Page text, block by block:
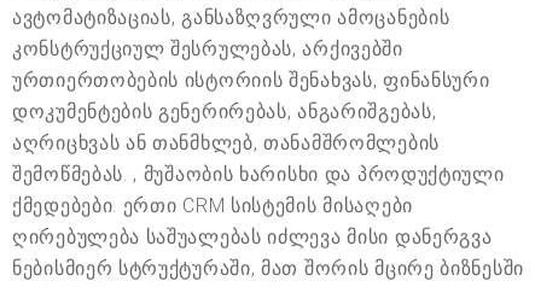
ავტომატიზაციას, განსაზღვრული ამოცანების
კონსტრუქციულ შესრულებას, არქივებში
ურთიერთობების ისტორიის შენახვას, ფინანსური
დოკუმენტების გენერირებას, ანგარიშგებას,
აღრიცხვას ან თანმხლებ, თანამშრომლების
შემოწმებას. , მუშაობის ხარისხი და პროდუქტიული
ქმედებები. ერთი CRM სისტემის მისაღები
ღირებულება საშუალებას იძლევა მისი დანერგვა
ნებისმიერ სტრუქტურაში, მათ შორის მცირე ბიზნესში